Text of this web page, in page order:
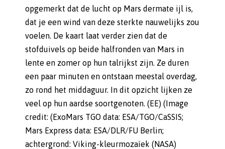
opgemerkt dat de lucht op Mars dermate ijl is,
dat je een wind van deze sterkte nauwelijks zou
voelen. De kaart laat verder zien dat de
stofduivels op beide halfronden van Mars in
lente en zomer op hun talrijkst zijn. Ze duren
een paar minuten en ontstaan meestal overdag,
zo rond het middaguur. In dit opzicht lijken ze
veel op hun aardse soortgenoten. (EE) (Image
credit: (ExoMars TGO data: ESA/TGO/CaSSIS;
Mars Express data: ESA/DLR/FU Berlin;
achtergrond: Viking-kleurmozaïek (NASA)